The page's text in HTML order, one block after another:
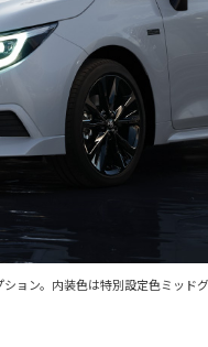
ョン。内装色は特別設定色ミッ